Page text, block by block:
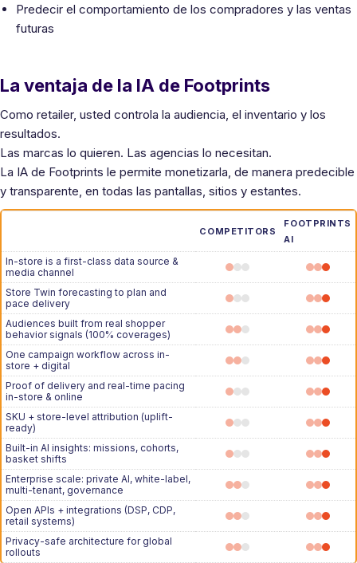
Predecir el comportamiento de los compradores y las ventas
futuras
La ventaja de la IA de Footprints
Como retailer, usted controla la audiencia, el inventario y los
resultados.
Las marcas lo quieren. Las agencias lo necesitan.
La IA de Footprints le permite monetizarla, de manera predecible
y transparente, en todas las pantallas, sitios y estantes.
COMPETITORS
FOOTPRINTS
AI
In-store is a first-class data source &
media channel
Store Twin forecasting to plan and
pace delivery
Audiences built from real shopper
behavior signals (100% coverages)
One campaign workflow across in-
store + digital
Proof of delivery and real-time pacing
in-store & online
SKU + store-level attribution (uplift-
ready)
Built-in AI insights: missions, cohorts,
basket shifts
Enterprise scale: private AI, white-label,
multi-tenant, governance
Open APIs + integrations (DSP, CDP,
retail systems)
Privacy-safe architecture for global
rollouts